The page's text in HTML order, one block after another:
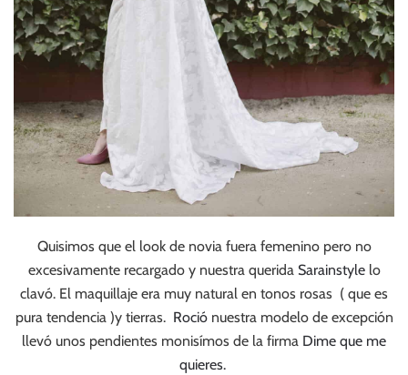
Quisimos que el look de novia fuera femenino pero no
excesivamente recargado y nuestra querida Sarainstylelo
clavó. El maquillaje era muy natural en tonos rosas ( que es
pura tendencia )y tierras. Rociónuestra modelo de excepción
llevó unos pendientes monisímos de la firma Dime que me
quieres.